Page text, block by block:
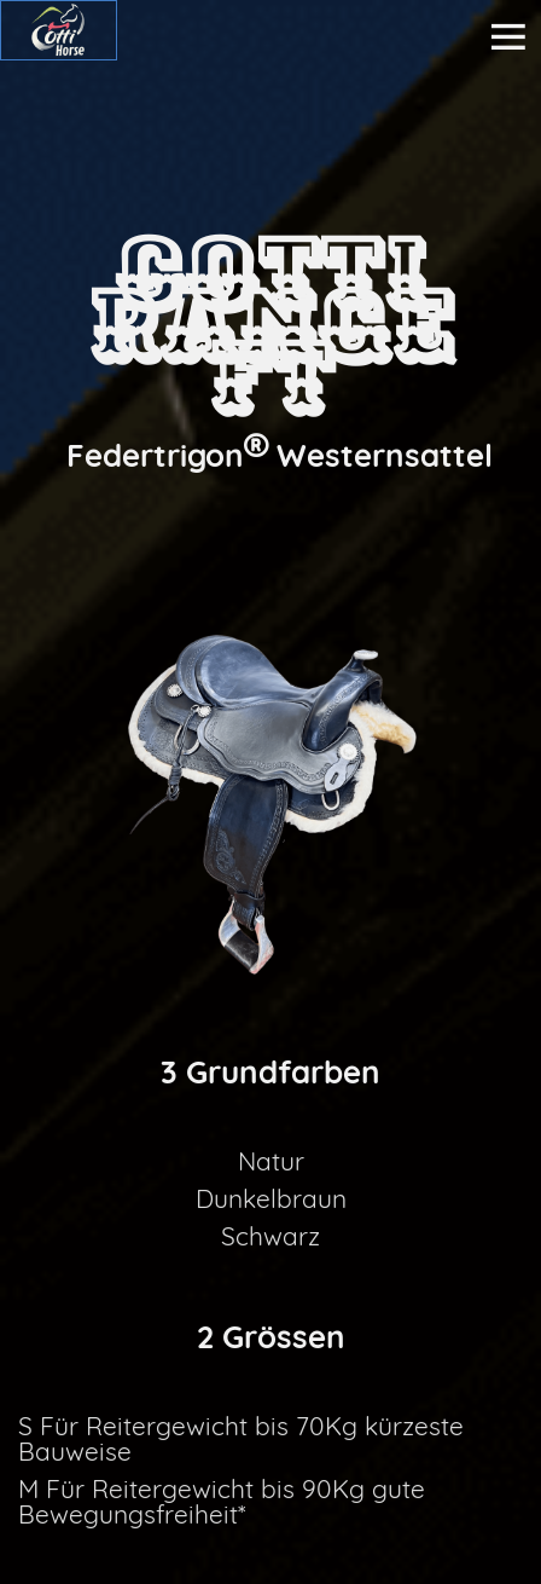
COTTI
RANGE
FT
FedertrigonWesternsattel
3 Grundfarben
Natur
Dunkelbraun
Schwarz
2 Grössen
S Für Reitergewicht bis 70Kg kürzeste
Bauweise
M Für Reitergewicht bis 90Kg gute
Bewegungsfreiheit*